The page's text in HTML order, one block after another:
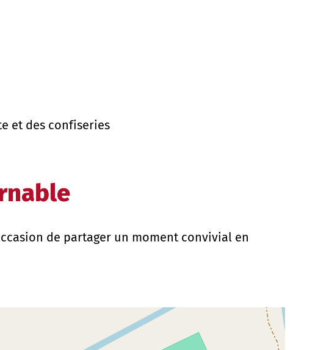
et des confiseries
de partager un moment convivial en